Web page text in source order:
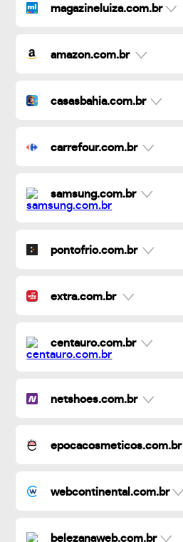
magazineluiza.com.br
amazon.com.br
casasbahia.com.br
carrefour.com.br
samsung.com.br
pontofrio.com.br
extra.com.br
centauro.com.br
netshoes.com.br
epocacosmeticos.com.br
webcontinental.com.br
belezanaweb.com.br